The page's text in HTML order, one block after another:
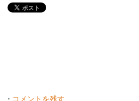
• コメントを残す